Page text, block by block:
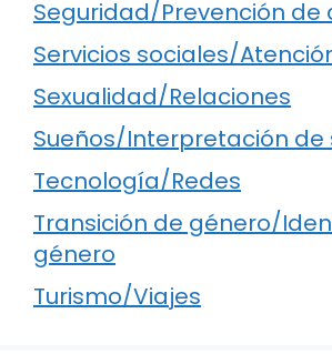
Seguridad/Prevención de
Servicios sociales/
Sexualidad/Relaciones
Sueños/Interpretación de
Tecnología/Redes
Transición de género/
género
Turismo/Viajes